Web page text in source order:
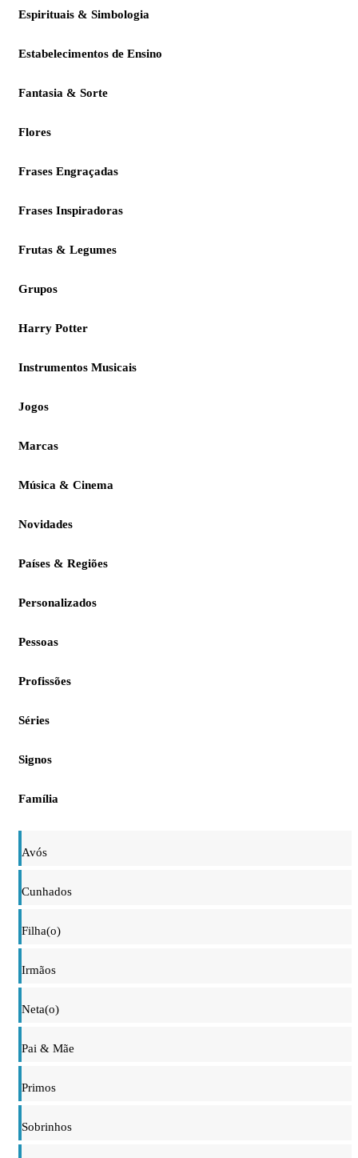
Espirituais & Simbologia
Estabelecimentos de Ensino
Fantasia & Sorte
Flores
Frases Engraçadas
Frases Inspiradoras
Frutas & Legumes
Grupos
Harry Potter
Instrumentos Musicais
Jogos
Marcas
Música & Cinema
Novidades
Países & Regiões
Personalizados
Pessoas
Profissões
Séries
Signos
Família
Avós
Cunhados
Filha(o)
Irmãos
Neta(o)
Pai & Mãe
Primos
Sobrinhos